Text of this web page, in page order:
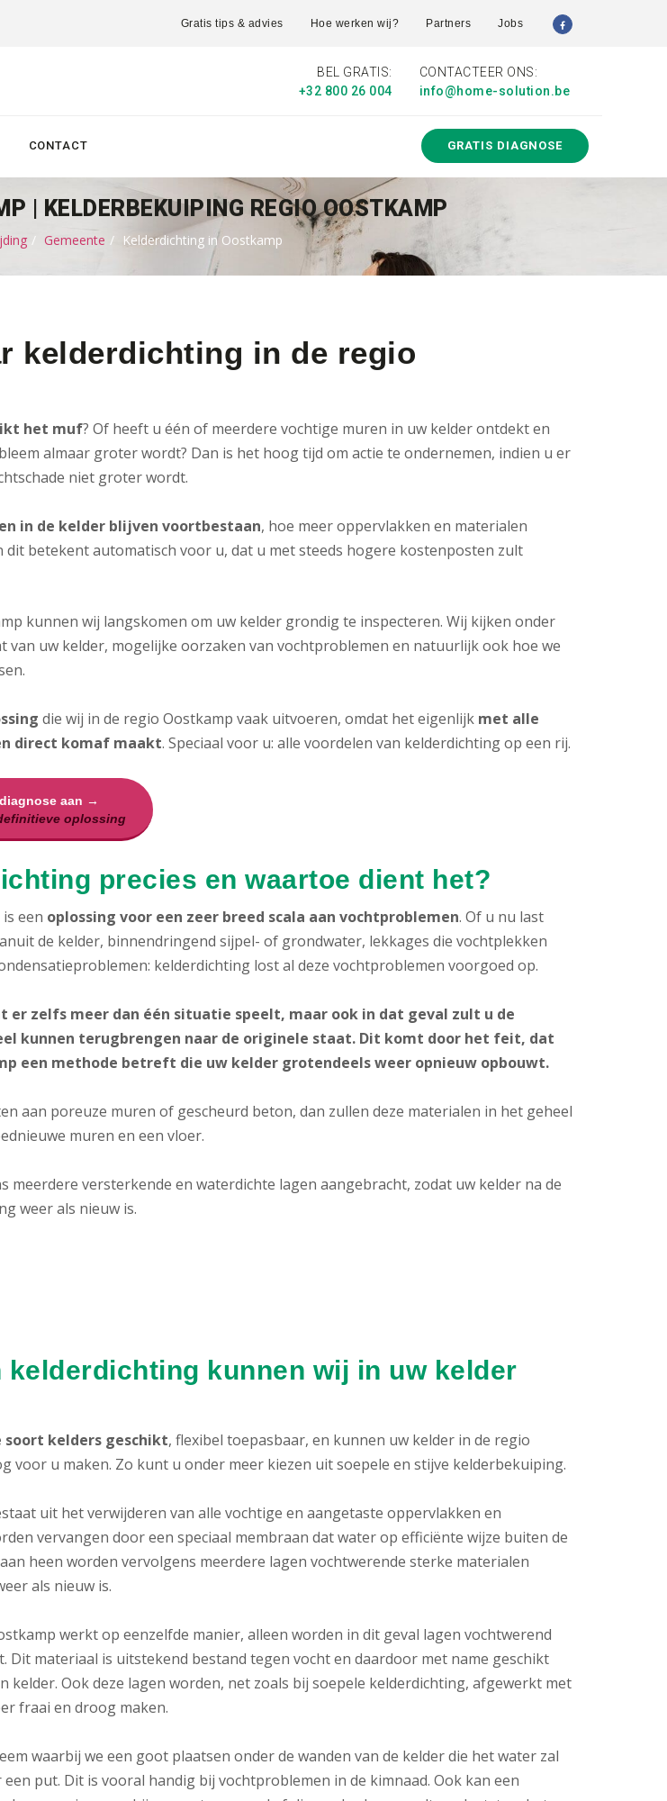
Gratis tips & advies Hoe werken wij? Partners Jobs
BEL GRATIS:
+32 800 26 004
CONTACTEER ONS:
info@home-solution.be
CONTACT GRATIS DIAGNOSE
| KELDERBEKUIPING REGIO OOSTKAMP
Gemeente Kelderdichting in Oostkamp
kelderdichting in de regio
het muf? Of heeft u één of meerdere vochtige muren in uw kelder ontdekt en
almaar groter wordt? Dan is het hoog tijd om actie te ondernemen, indien u er
niet groter wordt.
in de kelder blijven voortbestaan, hoe meer oppervlakken en materialen
dit betekent automatisch voor u, dat u met steeds hogere kostenposten zult
kunnen wij langskomen om uw kelder grondig te inspecteren. Wij kijken onder
van uw kelder, mogelijke oorzaken van vochtproblemen en natuurlijk ook hoe we
die wij in de regio Oostkamp vaak uitvoeren, omdat het eigenlijk met alle
direct komaf maakt. Speciaal voor u: alle voordelen van kelderdichting op een rij.
aan →
oplossing
precies en waartoe dient het?
een oplossing voor een zeer breed scala aan vochtproblemen. Of u nu last
de kelder, binnendringend sijpel- of grondwater, lekkages die vochtplekken
kelderdichting lost al deze vochtproblemen voorgoed op.
er zelfs meer dan één situatie speelt, maar ook in dat geval zult u de
kunnen terugbrengen naar de originele staat. Dit komt door het feit, dat
een methode betreft die uw kelder grotendeels weer opnieuw opbouwt.
aan poreuze muren of gescheurd beton, dan zullen deze materialen in het geheel
muren en een vloer.
meerdere versterkende en waterdichte lagen aangebracht, zodat uw kelder na de
weer als nieuw is.
kelderdichting kunnen wij in uw kelder
soort kelders geschikt, flexibel toepasbaar, en kunnen uw kelder in de regio
voor u maken. Zo kunt u onder meer kiezen uit soepele en stijve kelderbekuiping.
uit het verwijderen van alle vochtige en aangetaste oppervlakken en
vervangen door een speciaal membraan dat water op efficiënte wijze buiten de
heen worden vervolgens meerdere lagen vochtwerende sterke materialen
als nieuw is.
werkt op eenzelfde manier, alleen worden in dit geval lagen vochtwerend
materiaal is uitstekend bestand tegen vocht en daardoor met name geschikt
kelder. Ook deze lagen worden, net zoals bij soepele kelderdichting, afgewerkt met
fraai en droog maken.
waarbij we een goot plaatsen onder de wanden van de kelder die het water zal
put. Dit is vooral handig bij vochtproblemen in de kimnaad. Ook kan een